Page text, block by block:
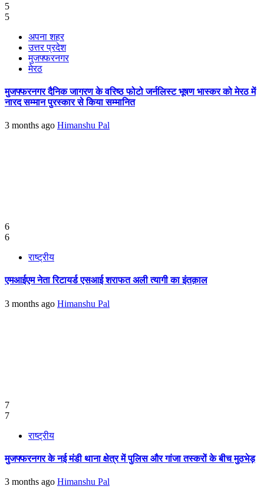
5
5
अपना शहर
उत्तर प्रदेश
मुजफ्फरनगर
मेरठ
मुजफ्फरनगर दैनिक जागरण के वरिष्ठ फोटो जर्नलिस्ट भूषण भास्कर को मेरठ में
नारद सम्मान पुरस्कार से किया सम्मानित
3 months ago Himanshu Pal
6
6
राष्ट्रीय
एमआईएम नेता रिटायर्ड एसआई शराफत अली त्यागी का इंतक़ाल
3 months ago Himanshu Pal
7
7
राष्ट्रीय
मुजफ्फरनगर के नई मंडी थाना क्षेत्र में पुलिस और गांजा तस्करों के बीच मुठभेड़
3 months ago Himanshu Pal